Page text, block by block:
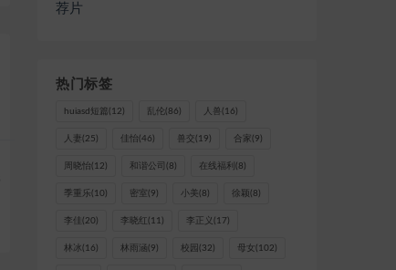
荐片
热门标签
huiasd短篇 (12) 乱伦(86) 人兽 (16)
人妻(25) 佳怡(46) 兽交(19) 合家(9)
周晓怡(12) 和谐公司 (8) 在线福利 (8)
季重乐(10) 密室(9) 小美(8) 徐颖(8)
李佳(20) 李晓红(11) 李正义 (17)
林冰(16) 林雨涵(9) 校园 (32) 母女(102)